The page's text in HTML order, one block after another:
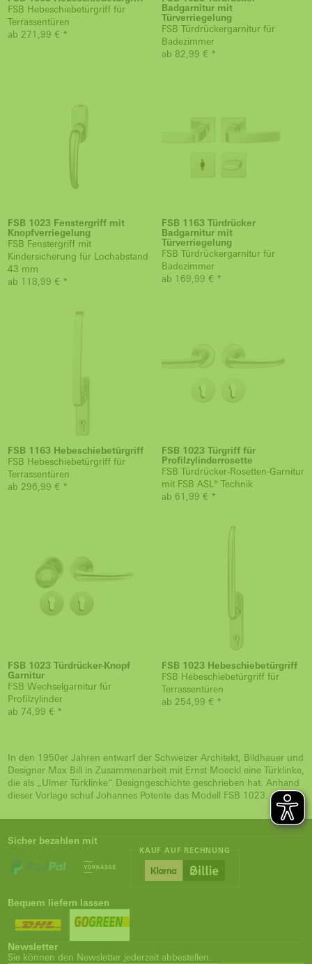
FSB Hebeschiebetürgriff für
Terrassentüren
ab 271,99 € *
Badgarnitur mit
Türverriegelung
FSB Türdrückergarnitur für
Badezimmer
ab 82,99 € *
FSB 1023 Fenstergriff mit
Knopfverriegelung
FSB Fenstergriff mit
Kindersicherung für Lochabstand
43 mm
ab 118,99 € *
FSB 1163 Türdrücker
Badgarnitur mit
Türverriegelung
FSB Türdrückergarnitur für
Badezimmer
ab 169,99 € *
FSB 1163 Hebeschiebetürgriff
FSB Hebeschiebetürgriff für
Terrassentüren
ab 296,99 € *
FSB 1023 Türgriff für
Profilzylinderrosette
FSB Türdrücker-Rosetten-Garnitur
mit FSB ASL® Technik
ab 61,99 € *
FSB 1023 Türdrücker-Knopf
Garnitur
FSB Wechselgarnitur für
Profilzylinder
ab 74,99 € *
FSB 1023 Hebeschiebetürgriff
FSB Hebeschiebetürgriff für
Terrassentüren
ab 254,99 € *
In den 1950er Jahren entwarf der Schweizer Architekt, Bildhauer und
Designer Max Bill in Zusammenarbeit mit Ernst Moeckl eine Türklinke,
die als „Ulmer Türklinke“ Designgeschichte geschrieben hat. Anhand
dieser Vorlage schuf Johannes Potente das Modell FSB 1023.
Sicher bezahlen mit
KAUF AUF RECHNUNG
Bequem liefern lassen
Newsletter
Sie können den Newsletter jederzeit abbestellen.